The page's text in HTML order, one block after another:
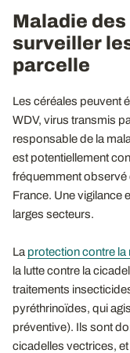
Maladie
surveiller
parcelle
Les céréales peuvent
WDV, virus transmis
responsable de la
est potentiellement
fréquemment observé
France. Une vigilance
larges secteurs.
La protection contre la
la lutte contre la
traitements
pyréthrinoïdes, qui
préventive). Ils sont
cicadelles vectrices,